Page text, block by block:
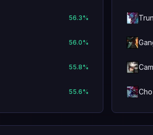
56.3%
56.0%
55.8%
55.6%